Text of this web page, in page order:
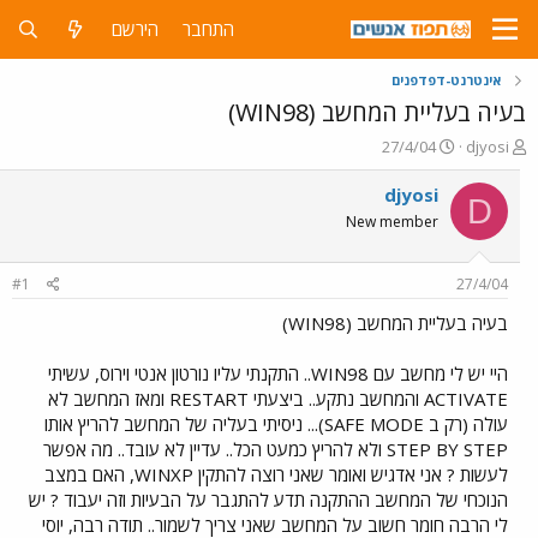
התחבר הירשם
אינטרנט-דפדפנים
בעיה בעליית המחשב (WIN98)
פ
ו
ת
ח
ה
ש
א
djyosi
פ
ו
ר
ם
ר
27/4/04
D
djyosi
New member
27/4/04
#1
בעיה בעליית המחשב (WIN98)
היי יש לי מחשב עם WIN98.. התקנתי עליו נורטון אנטי וירוס, עשיתי
ACTIVATE והמחשב נתקע.. ביצעתי RESTART ומאז המחשב לא
עולה (רק ב SAFE MODE)... ניסיתי בעליה של המחשב להריץ אותו
STEP BY STEP ולא להריץ כמעט הכל.. עדיין לא עובד.. מה אפשר
לעשות ? אני אדגיש ואומר שאני רוצה להתקין WINXP, האם במצב
הנוכחי של המחשב ההתקנה תדע להתגבר על הבעיות וזה יעבוד ? יש
לי הרבה חומר חשוב על המחשב שאני צריך לשמור.. תודה רבה, יוסי